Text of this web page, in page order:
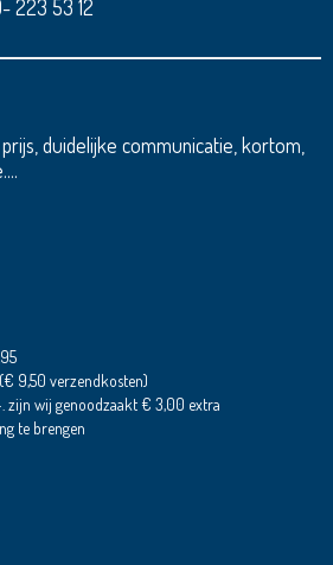
223 53 12
duidelijke communicatie, kortom,
9,50 verzendkosten)
zijn wij genoodzaakt € 3,00 extra
te brengen